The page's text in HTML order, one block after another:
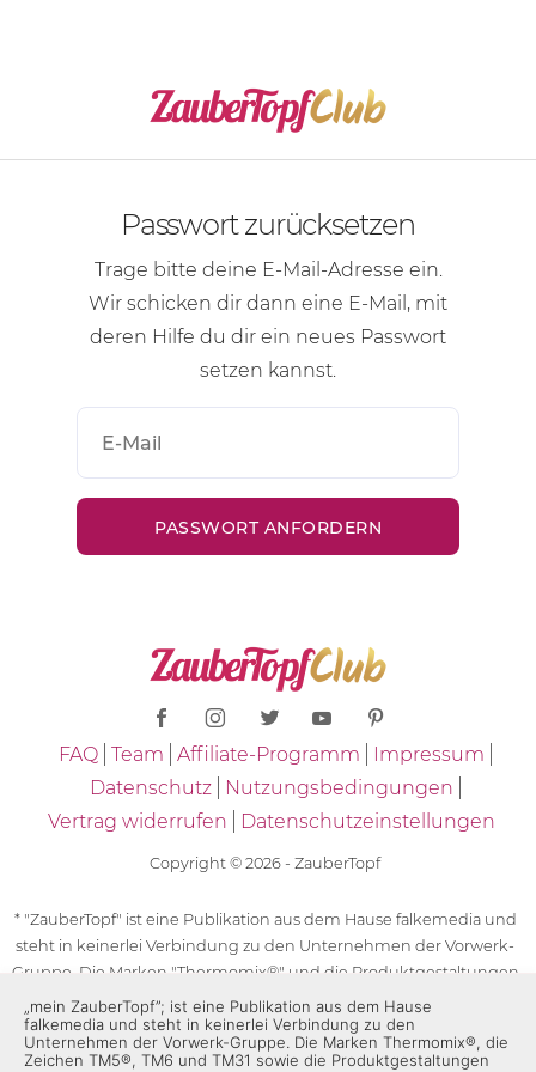
Passwort zurücksetzen
Trage bitte deine E-Mail-Adresse ein.
Wir schicken dir dann eine E-Mail , mit
deren Hilfe du dir ein neues Passwort
setzen kannst.
FAQ Team Affiliate-Programm
Impressum
Datenschutz
Nutzungsbedingungen
Vertrag widerrufen
Datenschutzeinstellungen
Copyright © 2026 - ZauberTopf
* "ZauberTopf" ist eine Publikation aus dem Hause falkemedia und
steht in keinerlei Verbindung zu den Unternehmen der Vorwerk-
Gruppe. Die Marken "Thermomix®" und die Produktgestaltungen
des "Thermomix®" sind eingetragene Marken der Unternehmen
der Vorwerk-Gruppe. Die Marken Thermomix®, die Zeichen TM5®,
TM6 und TM31 sowie die Produktgestaltungen des Thermomix®
„mein ZauberTopf”; ist eine Publikation aus dem Hause
falkemedia und steht in keinerlei Verbindung zu den
Unternehmen der Vorwerk-Gruppe. Die Marken Thermomix®, die
Zeichen TM5®, TM6 und TM31 sowie die Produktgestaltungen